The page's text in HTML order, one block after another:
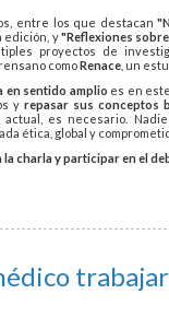
entre los que destacan
edición, y"Reflexiones
proyectos de
comoRenace , un
en sentido amplio es en
y repasar sus conceptos
actual, es necesario.
ética, global y
la charla y participar en el